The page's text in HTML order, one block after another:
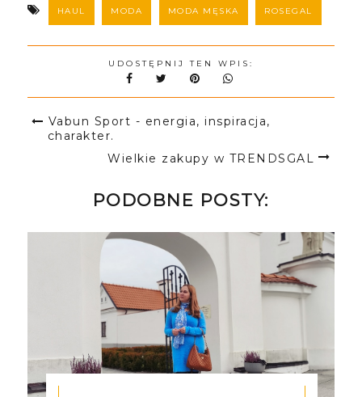
HAUL MODA MODA MĘSKA ROSEGAL
UDOSTĘPNIJ TEN WPIS:
Vabun Sport - energia, inspiracja,
charakter.
Wielkie zakupy w TRENDSGAL
PODOBNE POSTY: